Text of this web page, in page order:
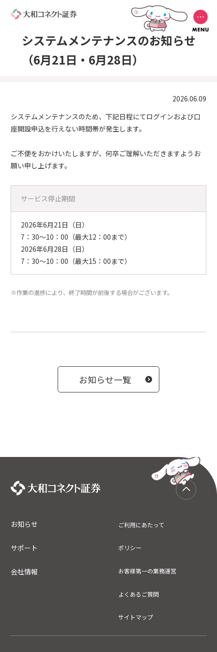
システムメンテナンスのお知らせ
（6月21日・6月28日）
2026.06.09
システムメンテナンスのため、下記日程にてログインおよび口
座開設申込を行えない時間帯が発生します。
ご不便をおかけいたしますが、何卒ご理解いただきますようお
願い申し上げます。
サービス停止期間
2026年6月21日（日）
7：30～10：00（最大12：00まで）
2026年6月28日（日）
7：30～10：00（最大15：00まで）
※作業の進捗により、終了時間が前後する場合がございます。
お知らせ一覧
お知らせ
サポート
会社情報
ご利用にあたって
ポリシー
お客様第一の業務運営
よくあるご質問
サイトマップ